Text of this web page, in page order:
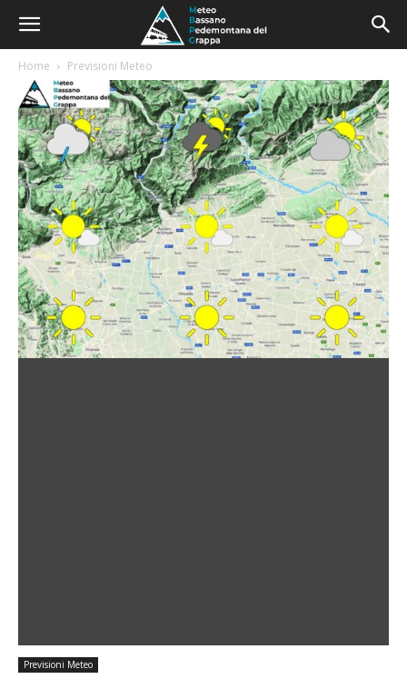
Home Previsioni Meteo
Previsioni Meteo